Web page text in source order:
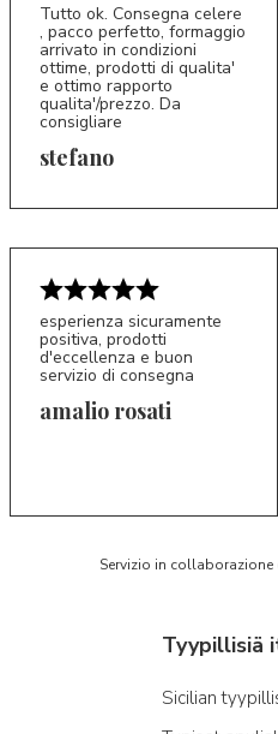
S*
Tutto ok. Consegna celere
, pacco perfetto, formaggio
arrivato in condizioni
ottime, prodotti di qualita'
e ottimo rapporto
qualita'/prezzo. Da
consigliare
stefano
esperienza sicuramente
positiva, prodotti
d'eccellenza e buon
servizio di consegna
amalio rosati
Servizio in
Sicilian